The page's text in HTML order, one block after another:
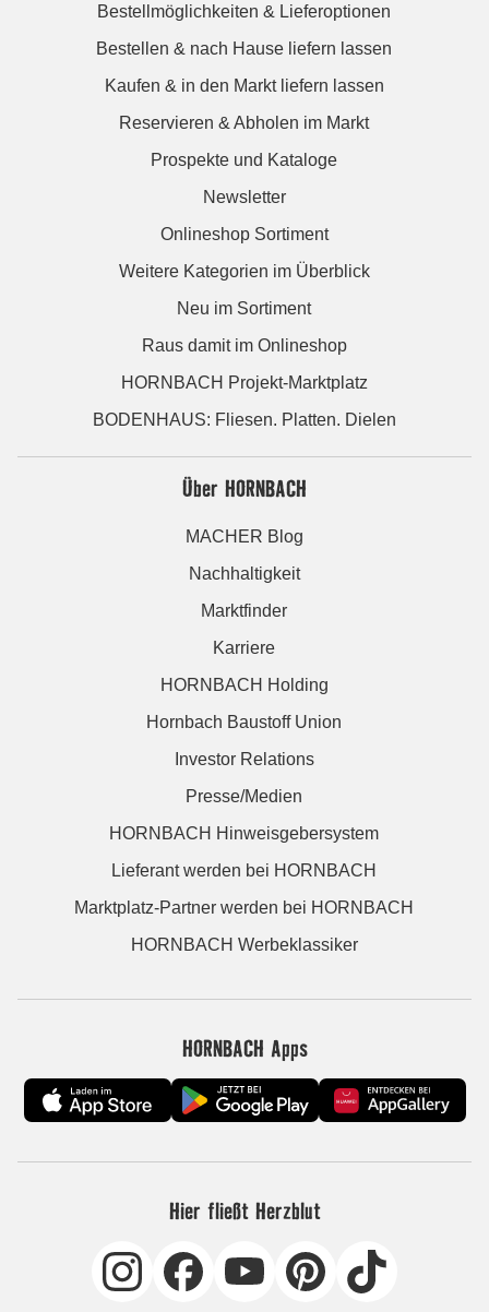
Bestellmöglichkeiten & Lieferoptionen
Bestellen & nach Hause liefern lassen
Kaufen & in den Markt liefern lassen
Reservieren & Abholen im Markt
Prospekte und Kataloge
Newsletter
Onlineshop Sortiment
Weitere Kategorien im Überblick
Neu im Sortiment
Raus damit im Onlineshop
HORNBACH Projekt-Marktplatz
BODENHAUS: Fliesen. Platten. Dielen
Über HORNBACH
MACHER Blog
Nachhaltigkeit
Marktfinder
Karriere
HORNBACH Holding
Hornbach Baustoff Union
Investor Relations
Presse/Medien
HORNBACH Hinweisgebersystem
Lieferant werden bei HORNBACH
Marktplatz-Partner werden bei HORNBACH
HORNBACH Werbeklassiker
HORNBACH Apps
Hier fließt Herzblut